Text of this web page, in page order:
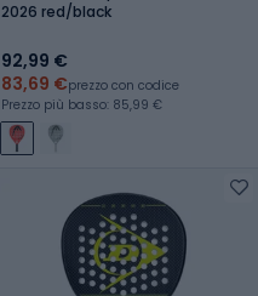
2026 red/black
92,99 €
83,69 €prezzo con codice
Prezzo più basso: 85,99 €